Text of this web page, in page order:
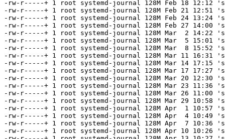
-rw-r-----+ 1 root systemd-journal 128M Feb 18 12:12
-rw-r-----+ 1 root systemd-journal 128M Feb 21 12:51
-rw-r-----+ 1 root systemd-journal 128M Feb 24 13:24
-rw-r-----+ 1 root systemd-journal 128M Feb 27 14:00
-rw-r-----+ 1 root systemd-journal 128M Mar  2 14:22
-rw-r-----+ 1 root systemd-journal 128M Mar  5 15:01
-rw-r-----+ 1 root systemd-journal 128M Mar  8 15:52
-rw-r-----+ 1 root systemd-journal 128M Mar 11 16:31
-rw-r-----+ 1 root systemd-journal 128M Mar 14 17:15
-rw-r-----+ 1 root systemd-journal 128M Mar 17 17:27
-rw-r-----+ 1 root systemd-journal 128M Mar 20 12:30
-rw-r-----+ 1 root systemd-journal 128M Mar 23 11:36
-rw-r-----+ 1 root systemd-journal 128M Mar 26 11:00
-rw-r-----+ 1 root systemd-journal 128M Mar 29 10:58
-rw-r-----+ 1 root systemd-journal 128M Apr  1 10:57
-rw-r-----+ 1 root systemd-journal 128M Apr  4 10:49
-rw-r-----+ 1 root systemd-journal 128M Apr  7 10:36
-rw-r-----+ 1 root systemd-journal 128M Apr 10 10:26